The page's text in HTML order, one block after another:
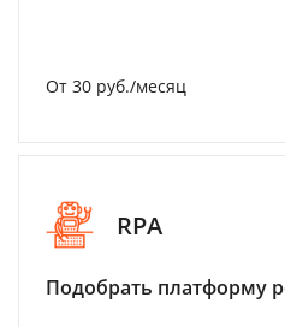
От 30 руб./месяц
RPA
Подобрать платформу